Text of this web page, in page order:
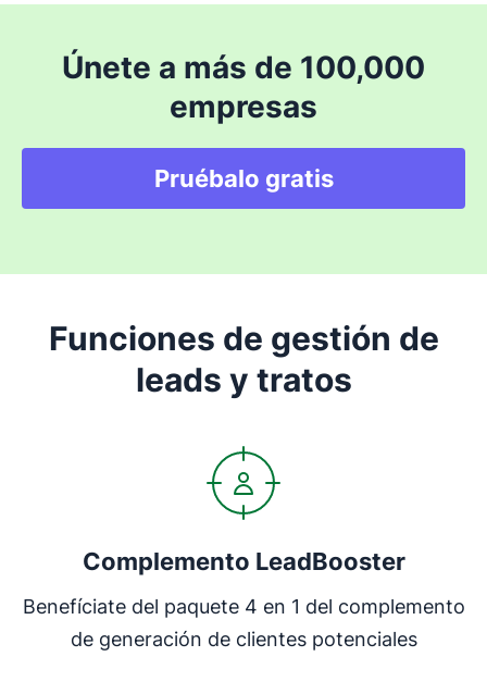
Únete a más de 100,000
empresas
Pruébalo gratis
Funciones de gestión de
leads y tratos
Complemento LeadBooster
Benefíciate del paquete 4 en 1 del complemento
de generación de clientes potenciales